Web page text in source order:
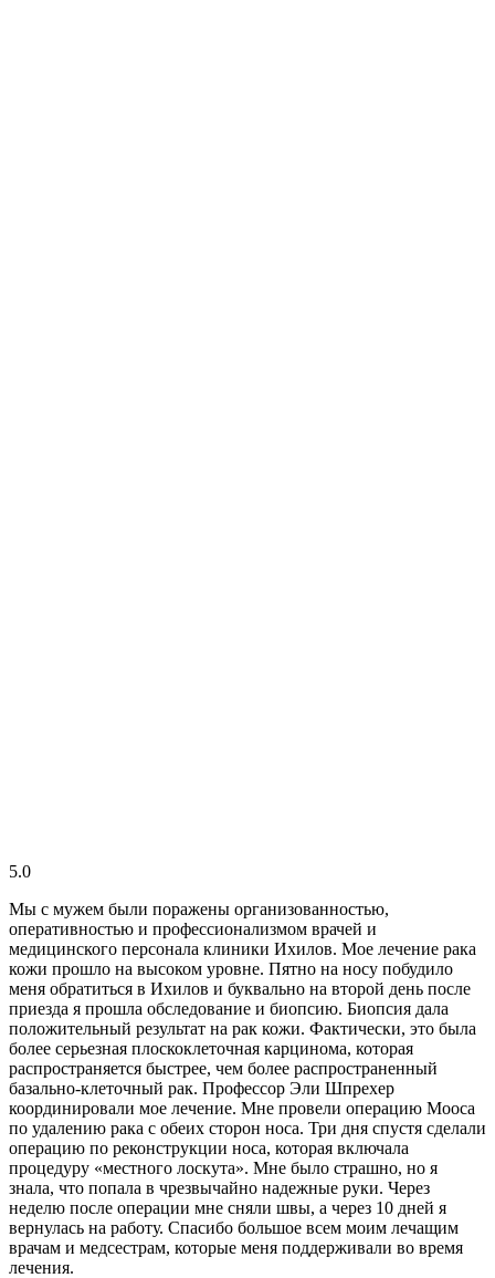
5.0
Мы с мужем были поражены организованностью,
оперативностью и профессионализмом врачей и
медицинского персонала клиники Ихилов. Мое лечение рака
кожи прошло на высоком уровне. Пятно на носу побудило
меня обратиться в Ихилов и буквально на второй день после
приезда я прошла обследование и биопсию. Биопсия дала
положительный результат на рак кожи. Фактически, это была
более серьезная плоскоклеточная карцинома, которая
распространяется быстрее, чем более распространенный
базально-клеточный рак. Профессор Эли Шпрехер
координировали мое лечение. Мне провели операцию Мооса
по удалению рака с обеих сторон носа. Три дня спустя сделали
операцию по реконструкции носа, которая включала
процедуру «местного лоскута». Мне было страшно, но я
знала, что попала в чрезвычайно надежные руки. Через
неделю после операции мне сняли швы, а через 10 дней я
вернулась на работу. Спасибо большое всем моим лечащим
врачам и медсестрам, которые меня поддерживали во время
лечения.